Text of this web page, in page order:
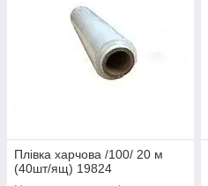
Плівка харчова /100/ 20 м
(40шт/ящ) 19824